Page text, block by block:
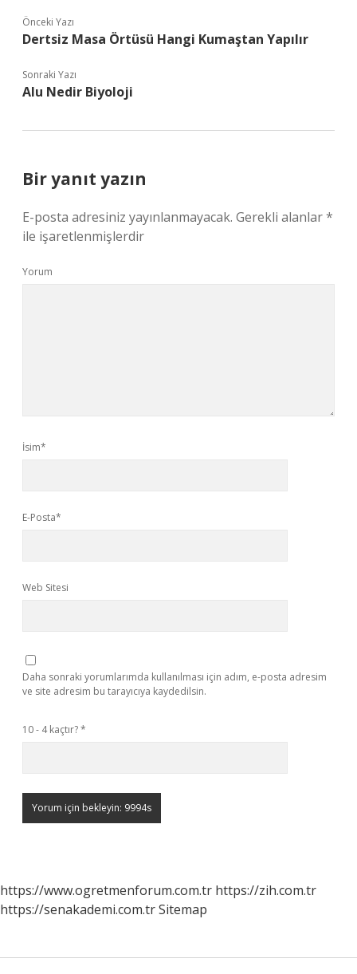
Önceki Yazı
Dertsiz Masa Örtüsü Hangi Kumaştan Yapılır
Sonraki Yazı
Alu Nedir Biyoloji
Bir yanıt yazın
E-posta adresiniz yayınlanmayacak. Gerekli alanlar*
ile işaretlenmişlerdir
Yorum
İsim*
E-Posta*
Web Sitesi
Daha sonraki yorumlarımda kullanılması için adım, e-posta adresim
ve site adresim bu tarayıcıya kaydedilsin.
10 - 4 kaçtır?*
https://www.ogretmenforum.com.tr https://zih.com.tr
https://senakademi.com.trSitemap